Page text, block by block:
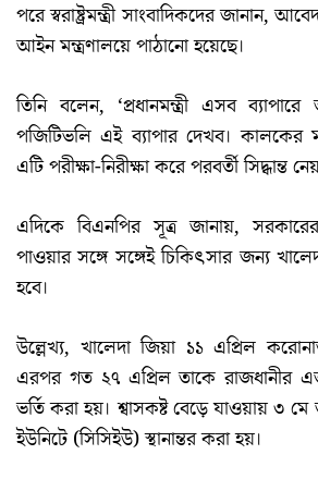
পরে স্বরাষ্ট্রমন্ত্রী সাংবাদিকদের জানান,
আইন মন্ত্রণালয়ে পাঠানো হয়েছে।
তিনি বলেন, ‘প্রধানমন্ত্রী এসব
পজিটিভলি এই ব্যাপার দেখব। কালকের
এটি পরীক্ষা-নিরীক্ষা করে পরবর্তী সিদ্ধান্ত
এদিকে বিএনপির সূত্র জানায়,
পাওয়ার সঙ্গে সঙ্গেই চিকিৎসার জন্য
হবে।
উল্লেখ্য, খালেদা জিয়া ১১ এপ্রিল
এরপর গত ২৭ এপ্রিল তাকে রাজধানীর
ভর্তি করা হয়। শ্বাসকষ্ট বেড়ে যাওয়ায় ৩
ইউনিটে (সিসিইউ) স্থানান্তর করা হয়।